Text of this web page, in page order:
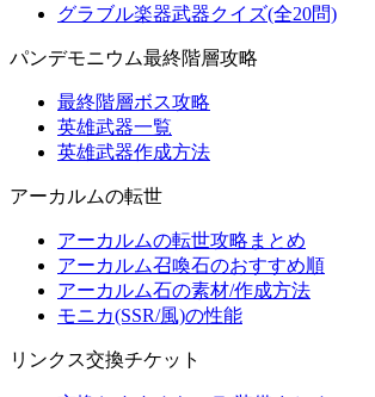
グラブル楽器武器クイズ(全20問)
パンデモニウム最終階層攻略
最終階層ボス攻略
英雄武器一覧
英雄武器作成方法
アーカルムの転世
アーカルムの転世攻略まとめ
アーカルム召喚石のおすすめ順
アーカルム石の素材/作成方法
モニカ(SSR/風)の性能
リンクス交換チケット